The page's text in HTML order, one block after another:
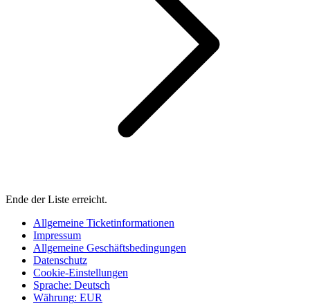
Ende der Liste erreicht.
Allgemeine Ticketinformationen
Impressum
Allgemeine Geschäftsbedingungen
Datenschutz
Cookie-Einstellungen
Sprache: Deutsch
Währung: EUR